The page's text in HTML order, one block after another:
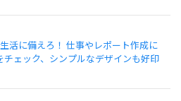
活に備えろ！ 仕事やレポート作成に
チェック、シンプルなデザインも好印